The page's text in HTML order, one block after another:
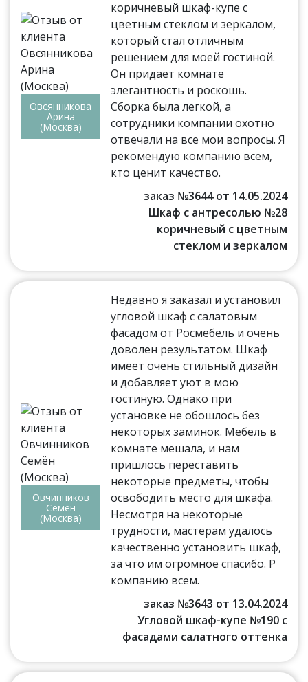
Овсянникова
Арина
(Москва)
коричневый шкаф-купе с
цветным стеклом и зеркалом,
который стал отличным
решением для моей гостиной.
Он придает комнате
элегантность и роскошь.
Сборка была легкой, а
сотрудники компании охотно
отвечали на все мои вопросы. Я
рекомендую компанию всем,
кто ценит качество.
заказ №3644 от 14.05.2024
Шкаф с антресолью №28
коричневый с цветным
стеклом и зеркалом
Овчинников
Семён
(Москва)
Недавно я заказал и установил
угловой шкаф с салатовым
фасадом от Росмебель и очень
доволен результатом. Шкаф
имеет очень стильный дизайн
и добавляет уют в мою
гостиную. Однако при
установке не обошлось без
некоторых заминок. Мебель в
комнате мешала, и нам
пришлось переставить
некоторые предметы, чтобы
освободить место для шкафа.
Несмотря на некоторые
трудности, мастерам удалось
качественно установить шкаф,
за что им огромное спасибо. Р
компанию всем.
заказ №3643 от 13.04.2024
Угловой шкаф-купе №190 с
фасадами салатного оттенка